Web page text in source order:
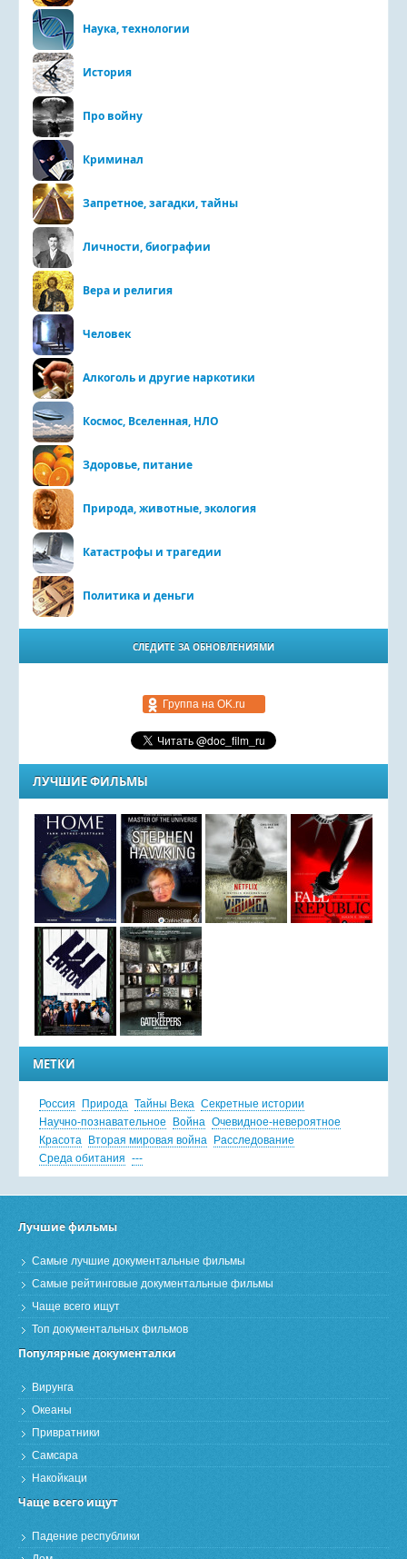
Наука, технологии
История
Про войну
Криминал
Запретное, загадки, тайны
Личности, биографии
Вера и религия
Человек
Алкоголь и другие наркотики
Космос, Вселенная, НЛО
Здоровье, питание
Природа, животные, экология
Катастрофы и трагедии
Политика и деньги
СЛЕДИТЕ ЗА ОБНОВЛЕНИЯМИ
Группа на OK.ru
ЛУЧШИЕ ФИЛЬМЫ
МЕТКИ
Россия Природа Тайны Века Секретные истории
Научно-познавательное
Война Очевидное-невероятное
Красота
Вторая мировая война
Расследование
Среда обитания ---
Лучшие фильмы
Самые лучшие документальные фильмы
Самые рейтинговые документальные фильмы
Чаще всего ищут
Топ документальных фильмов
Популярные документалки
Вирунга
Океаны
Привратники
Самсара
Накойкаци
Чаще всего ищут
Падение республики